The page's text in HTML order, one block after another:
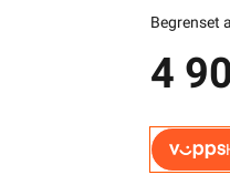
Begrenset
4